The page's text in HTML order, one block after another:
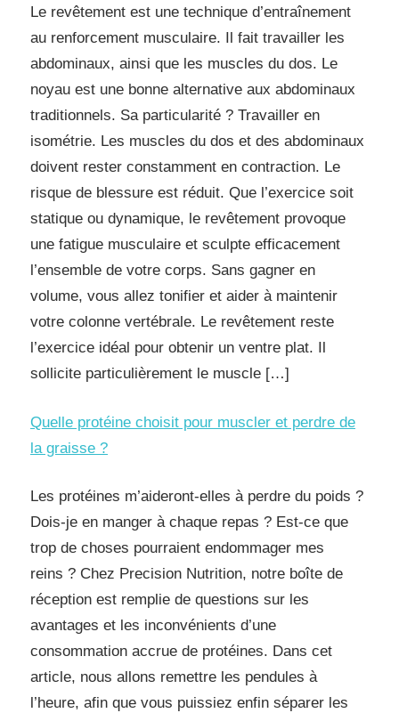
Le revêtement est une technique d’entraînement
au renforcement musculaire. Il fait travailler les
abdominaux, ainsi que les muscles du dos. Le
noyau est une bonne alternative aux abdominaux
traditionnels. Sa particularité ? Travailler en
isométrie. Les muscles du dos et des abdominaux
doivent rester constamment en contraction. Le
risque de blessure est réduit. Que l’exercice soit
statique ou dynamique, le revêtement provoque
une fatigue musculaire et sculpte efficacement
l’ensemble de votre corps. Sans gagner en
volume, vous allez tonifier et aider à maintenir
votre colonne vertébrale. Le revêtement reste
l’exercice idéal pour obtenir un ventre plat. Il
sollicite particulièrement le muscle […]
Quelle protéine choisit pour muscler et perdre de
la graisse ?
Les protéines m’aideront-elles à perdre du poids ?
Dois-je en manger à chaque repas ? Est-ce que
trop de choses pourraient endommager mes
reins ? Chez Precision Nutrition, notre boîte de
réception est remplie de questions sur les
avantages et les inconvénients d’une
consommation accrue de protéines. Dans cet
article, nous allons remettre les pendules à
l’heure, afin que vous puissiez enfin séparer les